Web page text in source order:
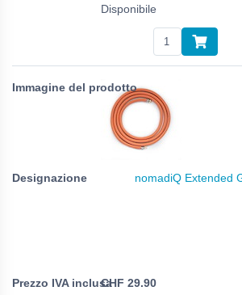
Disponibile
nomadiQ Extended
CHF 29.90